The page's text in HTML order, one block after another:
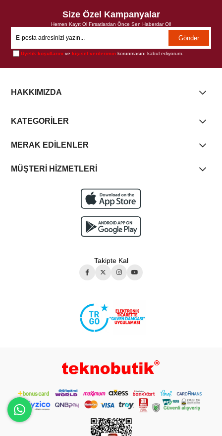
Size Özel Kampanyalar
Hemen Kayıt Ol Fırsatlardan Önce Sen Haberdar Ol!
Gönder
Üyelik koşullarını vekişisel verilerimin korunmasını kabul ediyorum.
HAKKIMIZDA
KATEGORİLER
MERAK EDİLENLER
MÜŞTERİ HİZMETLERİ
Takipte Kal